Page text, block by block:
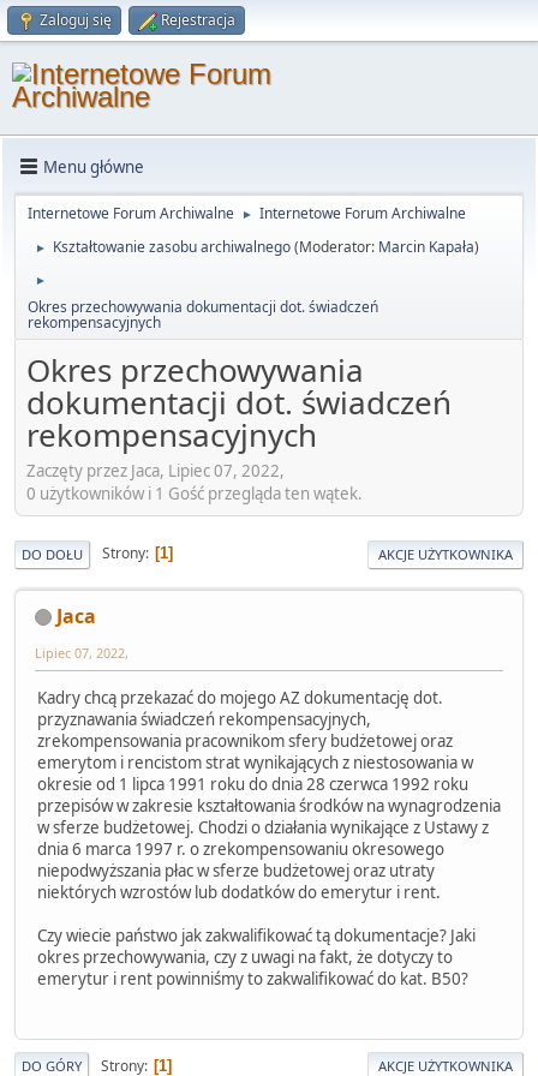
Zaloguj się Rejestracja
Menu główne
Internetowe Forum Archiwalne ► Internetowe Forum Archiwalne
► Kształtowanie zasobu archiwalnego(Moderator: Marcin Kapała)
►
Okres przechowywania dokumentacji dot. świadczeń
rekompensacyjnych
Okres przechowywania
dokumentacji dot. świadczeń
rekompensacyjnych
Zaczęty przez Jaca, Lipiec 07, 2022,
0 użytkowników i 1 Gość przegląda ten wątek.
DO DOŁU Strony 1 AKCJE UŻYTKOWNIKA
Jaca
Lipiec 07, 2022,
Kadry chcą przekazać do mojego AZ dokumentację dot.
przyznawania świadczeń rekompensacyjnych,
zrekompensowania pracownikom sfery budżetowej oraz
emerytom i rencistom strat wynikających z niestosowania w
okresie od 1 lipca 1991 roku do dnia 28 czerwca 1992 roku
przepisów w zakresie kształtowania środków na wynagrodzenia
w sferze budżetowej. Chodzi o działania wynikające z Ustawy z
dnia 6 marca 1997 r. o zrekompensowaniu okresowego
niepodwyższania płac w sferze budżetowej oraz utraty
niektórych wzrostów lub dodatków do emerytur i rent.
Czy wiecie państwo jak zakwalifikować tą dokumentacje? Jaki
okres przechowywania, czy z uwagi na fakt, że dotyczy to
emerytur i rent powinniśmy to zakwalifikować do kat. B50?
DO GÓRY Strony 1 AKCJE UŻYTKOWNIKA